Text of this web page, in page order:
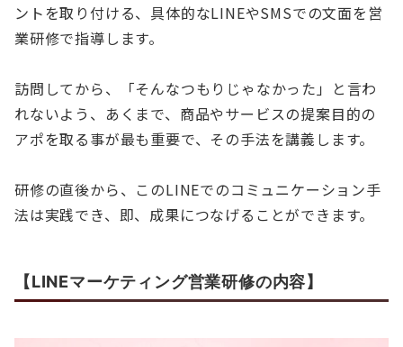
ントを取り付ける、具体的なLINEやSMSでの文面を営
業研修で指導します。
訪問してから、「そんなつもりじゃなかった」と言わ
れないよう、あくまで、商品やサービスの提案目的の
アポを取る事が最も重要で、その手法を講義します。
研修の直後から、このLINEでのコミュニケーション手
法は実践でき、即、成果につなげることができます。
【LINEマーケティング営業研修の内容】